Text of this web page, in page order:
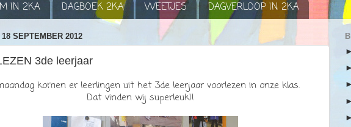
IN 2KA DAGBOEK 2KA WEETJES DAGVERLOOP IN 2KA
18 SEPTEMBER 2012
3de leerjaar
komen er leerlingen uit het 3de leerjaar voorlezen in onze klas.
Dat vinden wij superleuk!!